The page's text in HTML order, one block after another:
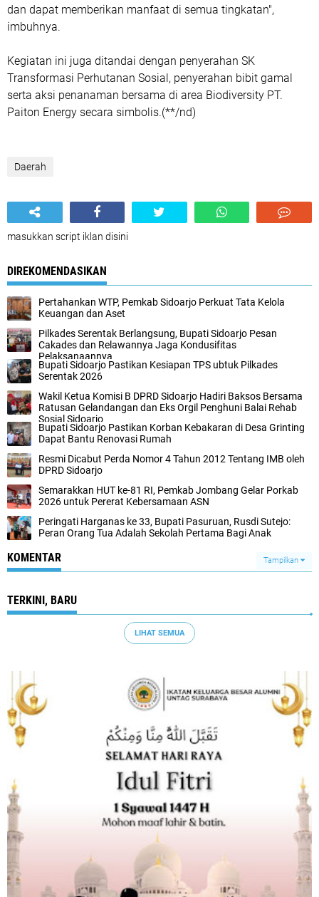
dan dapat memberikan manfaat di semua tingkatan",
imbuhnya.
Kegiatan ini juga ditandai dengan penyerahan SK
Transformasi Perhutanan Sosial, penyerahan bibit gamal
serta aksi penanaman bersama di area Biodiversity PT.
Paiton Energy secara simbolis.(**/nd)
Daerah
masukkan script iklan disini
DIREKOMENDASIKAN
Pertahankan WTP, Pemkab Sidoarjo Perkuat Tata Kelola
Keuangan dan Aset
Pilkades Serentak Berlangsung, Bupati Sidoarjo Pesan
Cakades dan Relawannya Jaga Kondusifitas
Pelaksanaannya
Bupati Sidoarjo Pastikan Kesiapan TPS ubtuk Pilkades
Serentak 2026
Wakil Ketua Komisi B DPRD Sidoarjo Hadiri Baksos Bersama
Ratusan Gelandangan dan Eks Orgil Penghuni Balai Rehab
Sosial Sidoarjo
Bupati Sidoarjo Pastikan Korban Kebakaran di Desa Grinting
Dapat Bantu Renovasi Rumah
Resmi Dicabut Perda Nomor 4 Tahun 2012 Tentang IMB oleh
DPRD Sidoarjo
Semarakkan HUT ke-81 RI, Pemkab Jombang Gelar Porkab
2026 untuk Pererat Kebersamaan ASN
Peringati Harganas ke 33, Bupati Pasuruan, Rusdi Sutejo:
Peran Orang Tua Adalah Sekolah Pertama Bagi Anak
KOMENTAR Tampilkan
TERKINI, BARU
LIHAT SEMUA